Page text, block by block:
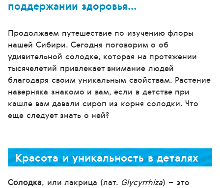
поддержании здоровья...
Продолжаем путешествие по изучению флоры
нашей Сибири. Сегодня поговорим о об
удивительной солодке, которая на протяжении
тысячелетий привлекает внимание людей
благодаря своим уникальным свойствам. Растение
наверняка знакомо и вам, если в детстве при
кашле вам давали сироп из корня солодки. Что
еще следует знать о ней?
Красота и уникальность в деталях
Солодка, или лакрица (лат. Glycyrrhíza) – это